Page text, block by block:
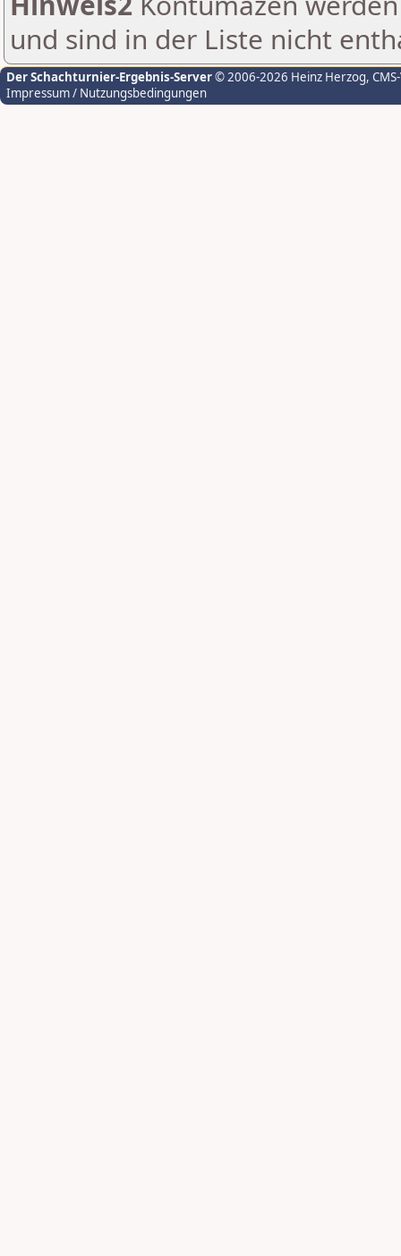
und sind in der Liste nicht
Der Schachturnier-Ergebnis-Server© 2006-2026 Heinz Herzog,
Impressum / Nutzungsbedingungen